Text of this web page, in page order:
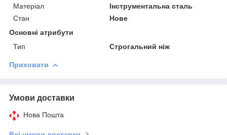
Матеріал
Інструментальна сталь
Стан
Нове
Основні атрибути
Тип
Строгальний ніж
Приховати
Умови доставки
Нова Пошта